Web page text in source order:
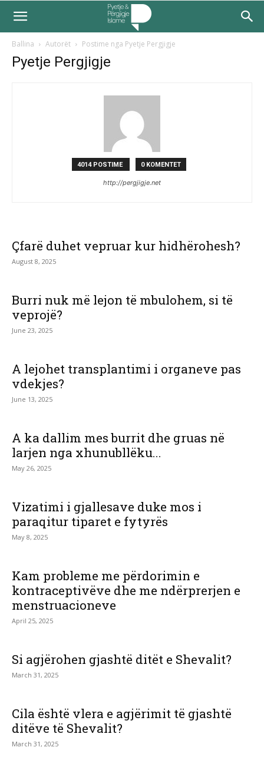
Ballina Autorët Postime nga Pyetje Pergjigje
Pyetje Pergjigje
4014 POSTIME 0 KOMENTET
http://pergjigje.net
Çfarë duhet vepruar kur hidhërohesh?
August 8, 2025
Burri nuk më lejon të mbulohem, si të
veprojë?
June 23, 2025
A lejohet transplantimi i organeve pas
vdekjes?
June 13, 2025
A ka dallim mes burrit dhe gruas në
larjen nga xhunubllëku...
May 26, 2025
Vizatimi i gjallesave duke mos i
paraqitur tiparet e fytyrës
May 8, 2025
Kam probleme me përdorimin e
kontraceptivëve dhe me ndërprerjen e
menstruacioneve
April 25, 2025
Si agjërohen gjashtë ditët e Shevalit?
March 31, 2025
Cila është vlera e agjërimit të gjashtë
ditëve të Shevalit?
March 31, 2025